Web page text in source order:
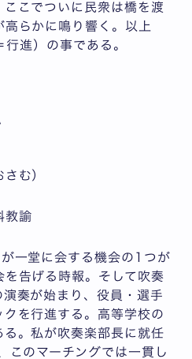
こでついに民衆は橋を渡
らかに鳴り響く。以上
進）の事である。
む）
教諭
一堂に会する機会の1つが
告げる時報。そして吹奏
奏が始まり、役員・選手
を行進する。高等学校の
。私が吹奏楽部長に就任
このマーチングでは一貫し